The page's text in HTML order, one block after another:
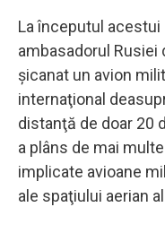
La începutul acestui
ambasadorul Rusiei
şicanat un avion
internaţional
distanţă de doar 20
a plâns de mai
implicate avioane
ale spaţiului aerian